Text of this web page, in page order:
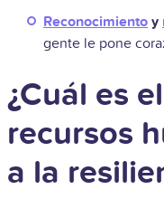
Reconocimiento y
gente le pone
¿Cuál es
recursos
a la